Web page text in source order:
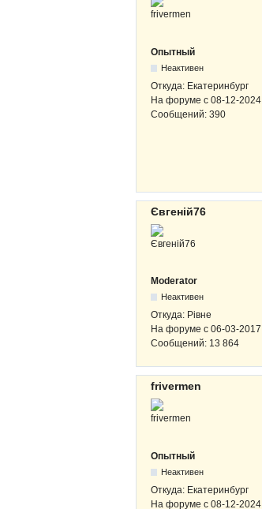
Опытный
Неактивен
Откуда: Екатеринбург
На форуме с 08-12-2024
Сообщений: 390
Євгеній76
Moderator
Неактивен
Откуда: Рівне
На форуме с 06-03-2017
Сообщений: 13 864
frivermen
Опытный
Неактивен
Откуда: Екатеринбург
На форуме с 08-12-2024